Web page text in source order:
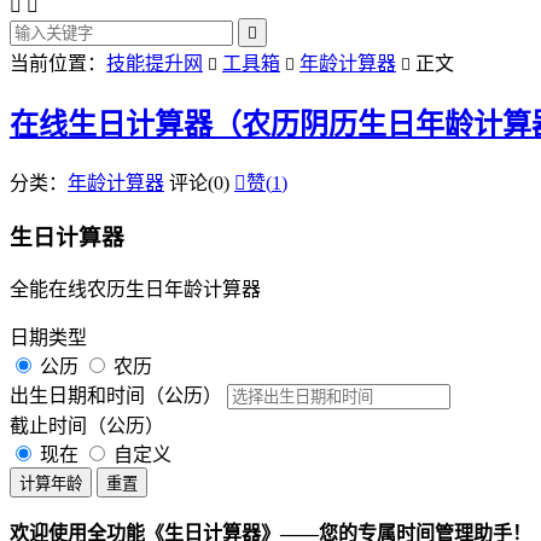

当前位置： 技能提升网  工具箱  年龄计算器  正文
在线生日计算器（农历阴历生日年龄计算
分类： 年龄计算器 评论(0) 赞(1)
生日计算器
全能在线农历生日年龄计算器
日期类型
公历
农历
出生日期和时间（公历）
截止时间（公历）
现在
自定义
计算年龄 重置
欢迎使用全功能《生日计算器》——您的专属时间管理助手！